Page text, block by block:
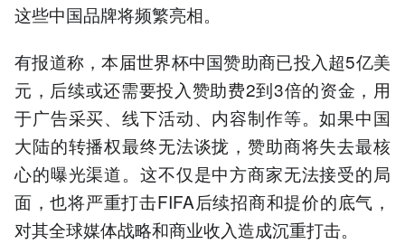
这些中国品牌将频繁亮相。
有报道称，本届世界杯中国赞助商已投入超5亿美
元，后续或还需要投入赞助费2到3倍的资金，用
于广告采买、线下活动、内容制作等。如果中国
大陆的转播权最终无法谈拢，赞助商将失去最核
心的曝光渠道。这不仅是中方商家无法接受的局
面，也将严重打击FIFA后续招商和提价的底气，
对其全球媒体战略和商业收入造成沉重打击。